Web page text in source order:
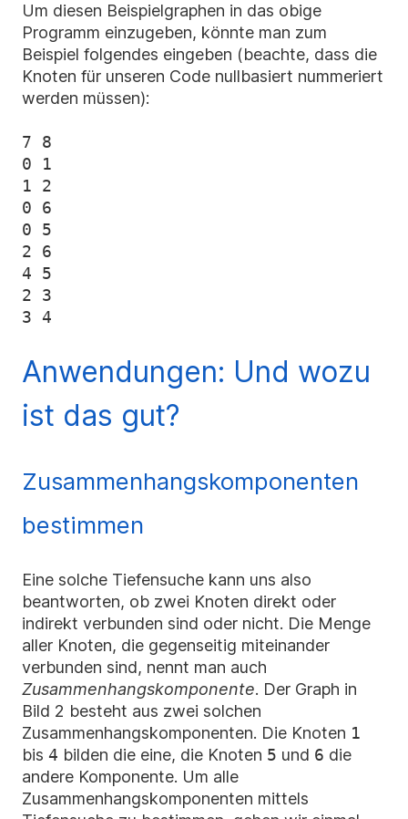
Um diesen Beispielgraphen in das obige
Programm einzugeben, könnte man zum
Beispiel folgendes eingeben (beachte, dass die
Knoten für unseren Code nullbasiert nummeriert
werden müssen):
7 8
0 1
1 2
0 6
0 5
2 6
4 5
2 3
Anwendungen: Und wozu
ist das gut?
Zusammenhangskomponenten
bestimmen
Eine solche Tiefensuche kann uns also
beantworten, ob zwei Knoten direkt oder
indirekt verbunden sind oder nicht. Die Menge
aller Knoten, die gegenseitig miteinander
verbunden sind, nennt man auch
Zusammenhangskomponente. Der Graph in
Bild 2 besteht aus zwei solchen
Zusammenhangskomponenten. Die Knoten 1
bis 4 bilden die eine, die Knoten 5 und 6 die
andere Komponente. Um alle
Zusammenhangskomponenten mittels